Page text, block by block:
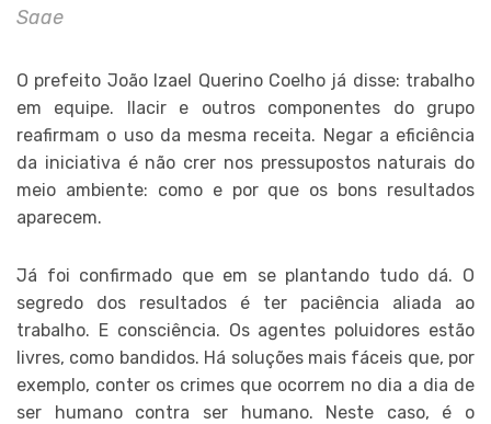
Saae
O prefeito João Izael Querino Coelho já disse: trabalho
em equipe. Ilacir e outros componentes do grupo
reafirmam o uso da mesma receita. Negar a eficiência
da iniciativa é não crer nos pressupostos naturais do
meio ambiente: como e por que os bons resultados
aparecem.
Já foi confirmado que em se plantando tudo dá. O
segredo dos resultados é ter paciência aliada ao
trabalho. E consciência. Os agentes poluidores estão
livres, como bandidos. Há soluções mais fáceis que, por
exemplo, conter os crimes que ocorrem no dia a dia de
ser humano contra ser humano. Neste caso, é o